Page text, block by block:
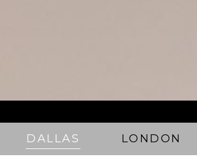
DALLAS LONDON